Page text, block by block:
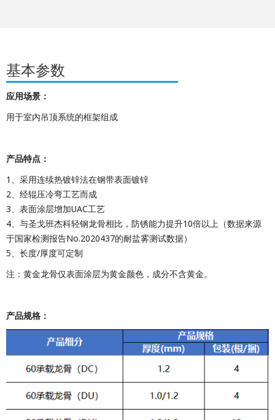
基本参数
应用场景：
用于室内吊顶系统的框架组成
产品特点：
1、采用连续热镀锌法在钢带表面镀锌
2、经辊压冷弯工艺而成
3、表面涂层增加UAC工艺
4、与圣戈班杰科轻钢龙骨相比，防锈能力提升10倍以上（数据来源
于国家检测报告No.2020437的耐盐雾测试数据）
5、长度/厚度可定制
注：黄金龙骨仅表面涂层为黄金颜色，成分不含黄金。
产品规格：